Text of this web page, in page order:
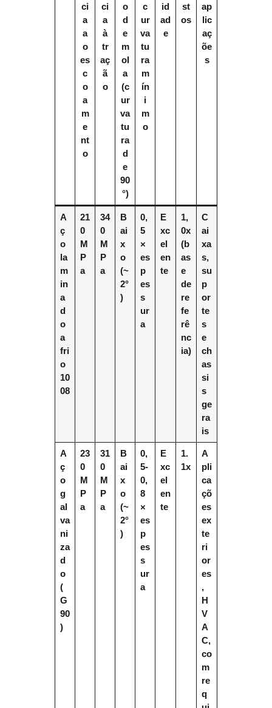
ci
a
a
o
es
c
o
a
m
e
nt
o
ci
a
à
tr
aç
ã
o
o
d
e
m
ol
a
(c
ur
va
tu
ra
d
e
90
°)
c
ur
va
tu
ra
m
ín
i
m
o
id
ad
e
st
os
ap
lic
aç
õe
s
A
ç
o
la
m
in
a
d
o
a
fri
o
10
08
21
0
M
P
a
34
0
M
P
a
B
ai
x
o
(~
2°
)
0,
5
×
es
p
es
s
ur
a
E
xc
el
en
te
1,
0x
(b
as
e
de
re
fe
rê
nc
ia)
C
ai
xa
s,
su
p
or
te
s
e
ch
as
si
s
ge
ra
is
A
ç
o
g
al
va
ni
za
d
o
(
G
90
)
23
0
M
P
a
31
0
M
P
a
B
ai
x
o
(~
2°
)
0,
5-
0,
8
×
es
p
es
s
ur
a
E
xc
el
en
te
1.
1x
A
pli
ca
çõ
es
ex
te
ri
or
es
,
H
V
A
C,
co
m
re
q